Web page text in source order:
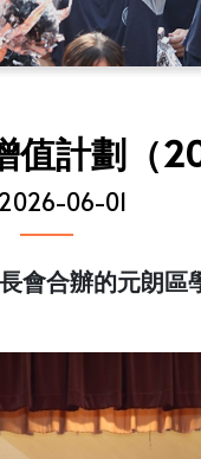
值計劃（
2026-06-01
會合辦的元朗